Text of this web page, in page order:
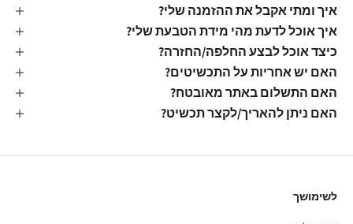
איך ומתי אקבל את ההזמנה שלי?
איך אוכל לדעת מהי מידת הטבעת שלי?
כיצד אוכל לבצע החלפה/החזרה?
האם יש אחריות על התכשיטים?
האם התשלום באתר מאובטח?
האם ניתן להאריך/לקצר תכשיט?
לשימושך